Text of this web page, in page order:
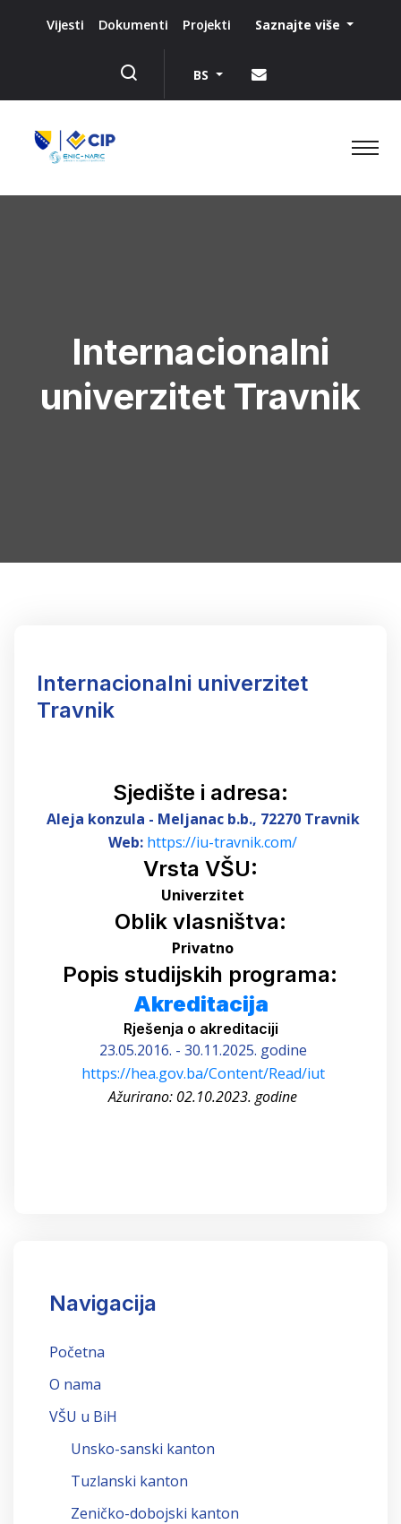
Vijesti Dokumenti Projekti Saznajte više
BS
Internacionalni
univerzitet Travnik
Internacionalni univerzitet
Travnik
Sjedište i adresa:
Aleja konzula - Meljanac b.b., 72270 Travnik
Web: https://iu-travnik.com/
Vrsta VŠU:
Univerzitet
Oblik vlasništva:
Privatno
Popis studijskih programa:
Akreditacija
Rješenja o akreditaciji
23.05.2016. - 30.11.2025. godine
https://hea.gov.ba/Content/Read/iut
Ažurirano: 02.10.2023. godine
Navigacija
Početna
O nama
VŠU u BiH
Unsko-sanski kanton
Tuzlanski kanton
Zeničko-dobojski kanton